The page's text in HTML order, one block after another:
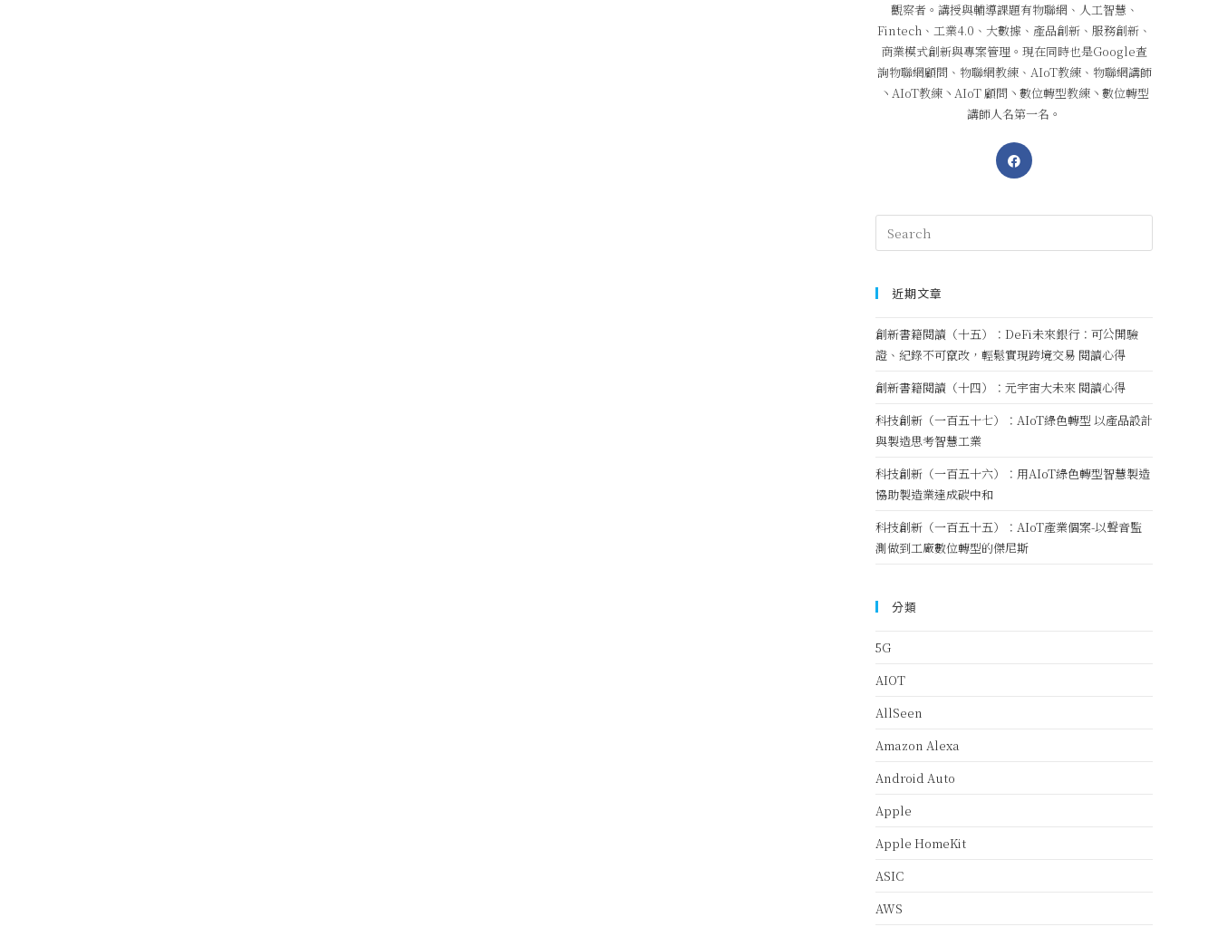
觀察者。講授與輔導課題有物聯網、人工智慧、
Fintech、工業4.0、大數據、產品創新、服務創新、
商業模式創新與專案管理。現在同時也是Google查
詢物聯網顧問、物聯網教練、AIoT教練、物聯網講師
丶AIoT教練丶AIoT 顧問丶數位轉型教練丶數位轉型
講師人名第一名。
近期文章
創新書籍閱讀（十五）：DeFi未來銀行：可公開驗
證、紀錄不可竄改，輕鬆實現跨境交易 閱讀心得
創新書籍閱讀（十四）：元宇宙大未來 閱讀心得
科技創新（一百五十七）：AIoT綠色轉型 以產品設計
與製造思考智慧工業
科技創新（一百五十六）：用AIoT綠色轉型智慧製造
協助製造業達成碳中和
科技創新（一百五十五）：AIoT產業個案-以聲音監
測做到工廠數位轉型的傑尼斯
分類
5G
AIOT
AllSeen
Amazon Alexa
Android Auto
Apple
Apple HomeKit
ASIC
AWS